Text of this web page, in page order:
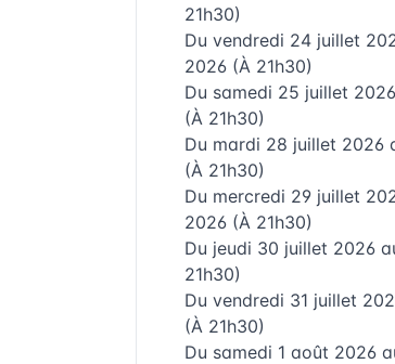
21h30)
Duvendredi 24 juillet
2026 (À 21h30)
Du samedi 25 juillet
(À 21h30)
Du mardi 28 juillet 2026
(À 21h30)
Du mercredi 29 juillet
2026 (À 21h30)
Du jeudi 30 juillet 2026
21h30)
Duvendredi 31 juillet
(À 21h30)
Du samedi 1 août 2026